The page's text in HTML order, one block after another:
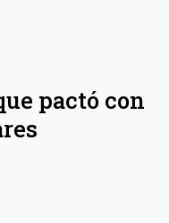
pactó con